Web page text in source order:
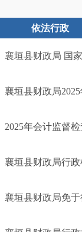
依法行政
襄垣县财政局 国
襄垣县财政局
2025年会计监督
襄垣县财政局行
襄垣县财政局免